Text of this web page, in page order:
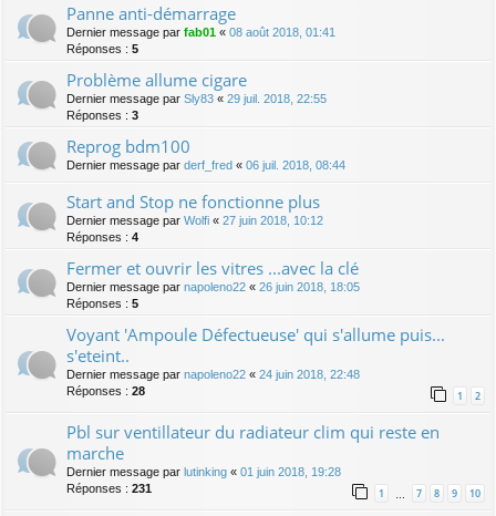
Panne anti-démarrage
Dernier message par fab01 « 08 août 2018, 01:41
Réponses : 5
Problème allume cigare
Dernier message par Sly83 « 29 juil. 2018, 22:55
Réponses : 3
Reprog bdm100
Dernier message par derf_fred « 06 juil. 2018, 08:44
Start and Stop ne fonctionne plus
Dernier message par Wolfi « 27 juin 2018, 10:12
Réponses : 4
Fermer et ouvrir les vitres ...avec la clé
Dernier message par napoleno22 « 26 juin 2018, 18:05
Réponses : 5
Voyant 'Ampoule Défectueuse' qui s'allume puis...
s'eteint..
Dernier message par napoleno22 « 24 juin 2018, 22:48
Réponses : 28 1 2
Pbl sur ventillateur du radiateur clim qui reste en
marche
Dernier message par lutinking « 01 juin 2018, 19:28
Réponses : 231 1 7 8 9 10